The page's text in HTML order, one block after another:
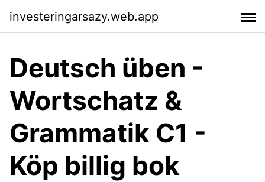
investeringarsazy.web.app
Deutsch üben -
Wortschatz &
Grammatik C1 -
Köp billig bok